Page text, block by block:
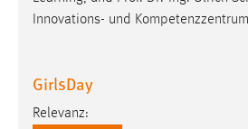
Innovations- und
GirlsDay
Relevanz: